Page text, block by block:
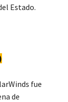
Estado.
fue
de